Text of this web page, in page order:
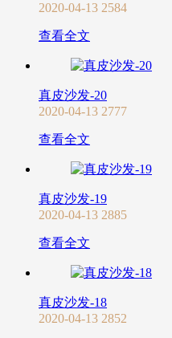
2020-04-13 2584
查看全文
真皮沙发-20
2020-04-13 2777
查看全文
真皮沙发-19
2020-04-13 2885
查看全文
真皮沙发-18
2020-04-13 2852